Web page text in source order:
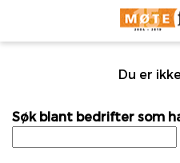
Du er
Søk blant bedrifter som